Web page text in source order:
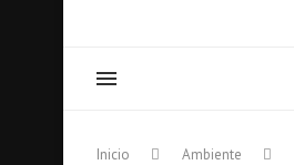
Inicio Ambiente